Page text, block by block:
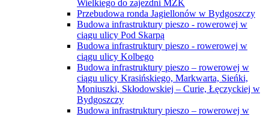
Wielkiego do zajezdni MZK
Przebudowa ronda Jagiellonów w Bydgoszczy
Budowa infrastruktury pieszo - rowerowej w
ciągu ulicy Pod Skarpą
Budowa infrastruktury pieszo - rowerowej w
ciągu ulicy Kolbego
Budowa infrastruktury pieszo – rowerowej w
ciągu ulicy Krasińskiego, Markwarta, Sieńki,
Moniuszki, Skłodowskiej – Curie, Łęczyckiej w
Bydgoszczy
Budowa infrastruktury pieszo – rowerowej w